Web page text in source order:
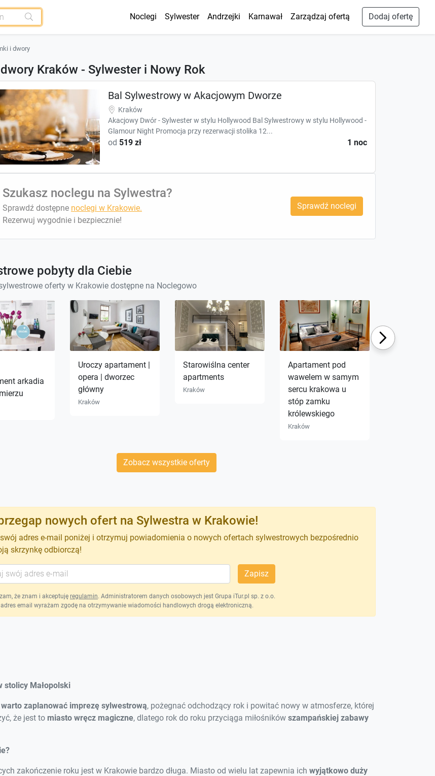
Noclegi Sylwester Andrzejki Karnawał Zarządzaj ofertą Dodaj ofertę
i dwory
Kraków - Sylwester i Nowy Rok
Bal Sylwestrowy w Akacjowym Dworze
Kraków
Akacjowy Dwór - Sylwester w stylu Hollywood Bal Sylwestrowy w stylu Hollywood -
Glamour Night Promocja przy rezerwacji stolika 12...
od 519 zł 1 noc
Szukasz noclegu na Sylwestra?
Sprawdź dostępne noclegi w Krakowie.
Rezerwuj wygodnie i bezpiecznie!
Sprawdź noclegi
pobyty dla Ciebie
oferty w Krakowie dostępne na Noclegowo
arkadia
Uroczy apartament |
opera | dworzec
główny
Kraków
Starowiślna center
apartments
Kraków
Apartament pod
wawelem w samym
sercu krakowa u
stóp zamku
królewskiego
Kraków
Next
Zobacz wszystkie oferty
nowych ofert na Sylwestra w Krakowie!
adres e-mail poniżej i otrzymuj powiadomienia o nowych ofertach sylwestrowych bezpośrednio
skrzynkę odbiorczą!
Zapisz
że znam i akceptuję regulamin. Administratorem danych osobowych jest Grupa iTur.pl sp. z o.o.
email wyrażam zgodę na otrzymywanie wiadomości handlowych drogą elektroniczną.
stolicy Małopolski
warto zaplanować imprezę sylwestrową, pożegnać odchodzący rok i powitać nowy w atmosferze, której
że jest to miasto wręcz magiczne, dlatego rok do roku przyciąga miłośników szampańskiej zabawy
zakończenie roku jest w Krakowie bardzo długa. Miasto od wielu lat zapewnia ich wyjątkowo duży